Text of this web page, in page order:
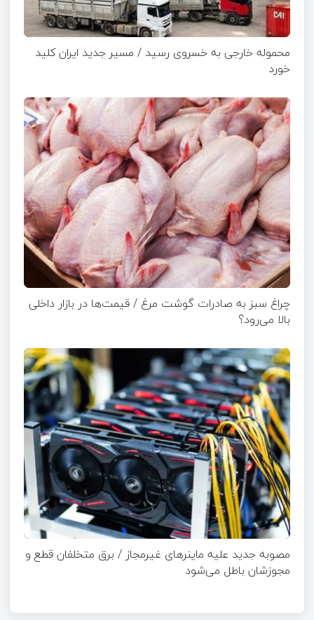
محموله خارجی به خسروی رسید / مسیر جدید ایران کلید
خورد
چراغ سبز به صادرات گوشت مرغ / قیمت‌ها در بازار داخلی
بالا می‌رود؟
مصوبه جدید علیه ماینرهای غیرمجاز / برق متخلفان قطع و
مجوزشان باطل می‌شود